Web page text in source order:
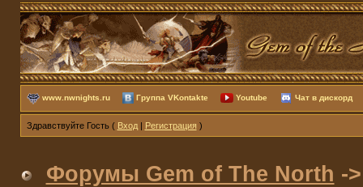
www.nwnights.ru Группа VKontakte Youtube Чат в дискорд
Здравствуйте Гость ( Вход| Регистрация)
Форумы Gem of The North -